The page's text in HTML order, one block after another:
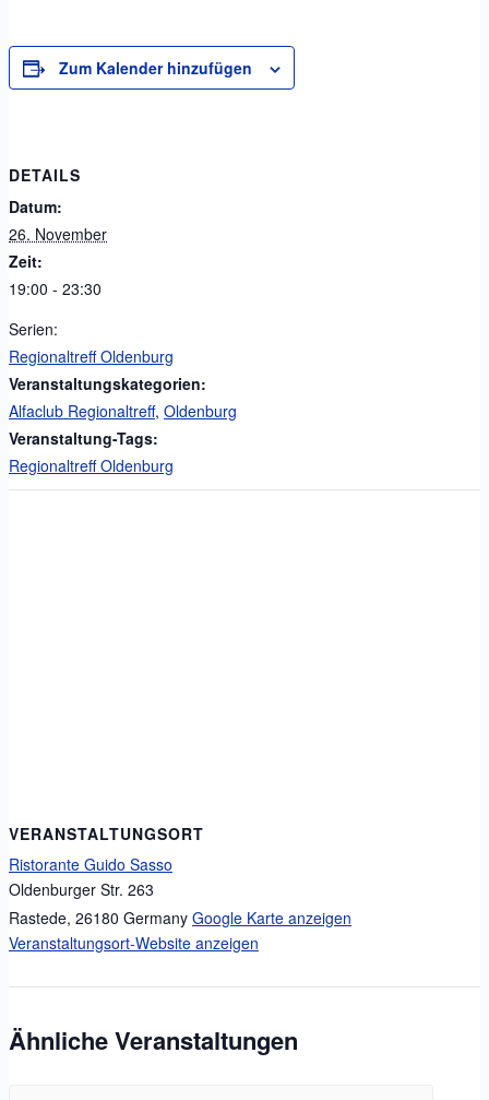
Zum Kalender hinzufügen
DETAILS
Datum:
26. November
Zeit:
19:00 - 23:30
Serien:
Regionaltreff Oldenburg
Veranstaltungskategorien:
Alfaclub Regionaltreff, Oldenburg
Veranstaltung-Tags:
Regionaltreff Oldenburg
VERANSTALTUNGSORT
Ristorante Guido Sasso
Oldenburger Str. 263
Rastede, 26180 Germany Google Karte anzeigen
Veranstaltungsort-Website anzeigen
Ähnliche Veranstaltungen